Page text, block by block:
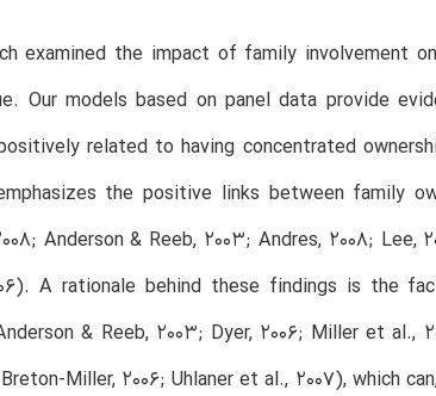
examined the impact of family involvement
Our models based on panel data provide
related to having concentrated
the positive links between family
Anderson & Reeb, 2003; Andres, 2008; Lee,
A rationale behind these findings is the
& Reeb, 2003; Dyer, 2006; Miller et
Miller, 2006; Uhlaner et al., 2007), which